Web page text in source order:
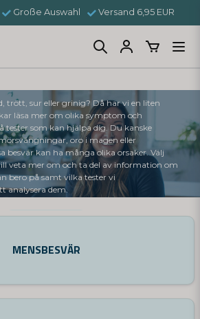
Große Auswahl Versand 6,95 EUR
Har du några av dessa
trött, sur eller grinig? Då har vi en liten
läsa mer om olika symptom och
tester som kan hjälpa dig. Du kanske
oro i magen eller
besvär kan ha många olika orsaker. Välj
veta mer om och ta del av information om
bero på samt vilka tester vi
analysera dem.
MENSBESVÄR